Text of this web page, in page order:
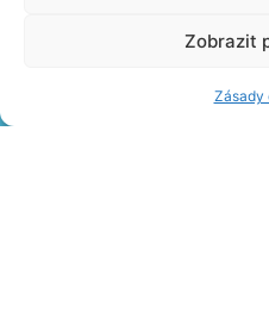
Zobrazit
Zásady
Kontakty